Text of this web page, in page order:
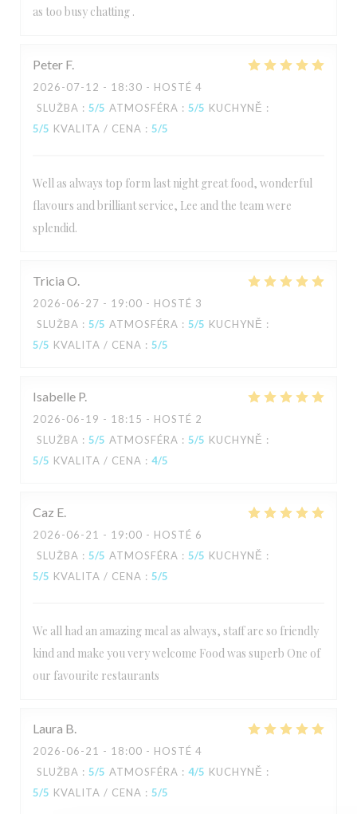
as too busy chatting .
Peter F
2026-07-12 - 18:30 - HOSTÉ 4
SLUŽBA : 5/5 ATMOSFÉRA : 5/5 KUCHYNĚ :
5/5 KVALITA / CENA : 5/5
Well as always top form last night great food, wonderful
flavours and brilliant service, Lee and the team were
splendid.
Tricia O
2026-06-27 - 19:00 - HOSTÉ 3
SLUŽBA : 5/5 ATMOSFÉRA : 5/5 KUCHYNĚ :
5/5 KVALITA / CENA : 5/5
Isabelle P
2026-06-19 - 18:15 - HOSTÉ 2
SLUŽBA : 5/5 ATMOSFÉRA : 5/5 KUCHYNĚ :
5/5 KVALITA / CENA : 4/5
Caz E
2026-06-21 - 19:00 - HOSTÉ 6
SLUŽBA : 5/5 ATMOSFÉRA : 5/5 KUCHYNĚ :
5/5 KVALITA / CENA : 5/5
We all had an amazing meal as always, staff are so friendly
kind and make you very welcome Food was superb One of
our favourite restaurants
Laura B
2026-06-21 - 18:00 - HOSTÉ 4
SLUŽBA : 5/5 ATMOSFÉRA : 4/5 KUCHYNĚ :
5/5 KVALITA / CENA : 5/5